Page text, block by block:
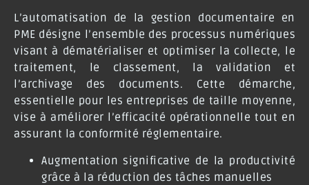
L’automatisation de la gestion documentaire en
PME désigne l’ensemble des processus numériques
visant à dématérialiser et optimiser la collecte, le
traitement, le classement, la validation et
l’archivage des documents. Cette démarche,
essentielle pour les entreprises de taille moyenne,
vise à améliorer l’efficacité opérationnelle tout en
assurant la conformité réglementaire.
Augmentation significative de la productivité
grâce à la réduction des tâches manuelles